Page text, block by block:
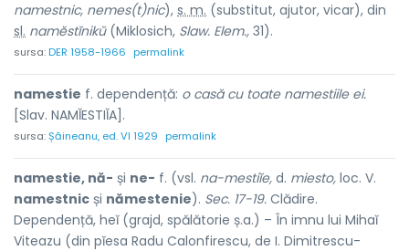
namestnic, nemes(t)nic), s. m. (substitut, ajutor, vicar), din
sl. namĕstĭnikŭ(Miklosich, Slaw. Elem., 31).
sursa:DER 1958-1966 permalink
namestie f. dependență: o casă cu toate namestiile ei.
[Slav. NAMĬESTIĬA].
sursa:Șăineanu, ed. VI 1929 permalink
namestie, nă- și ne- f. (vsl. na-mestiĭe, d. miesto, loc. V.
namestnic și nămestenie). Sec. 17-19. Clădire.
Dependență, heĭ (grajd, spălătorie ș.a.) – În imnu lui Mihaĭ
Viteazu (din pĭesa Radu Calonfirescu, de I. Dimitrescu-